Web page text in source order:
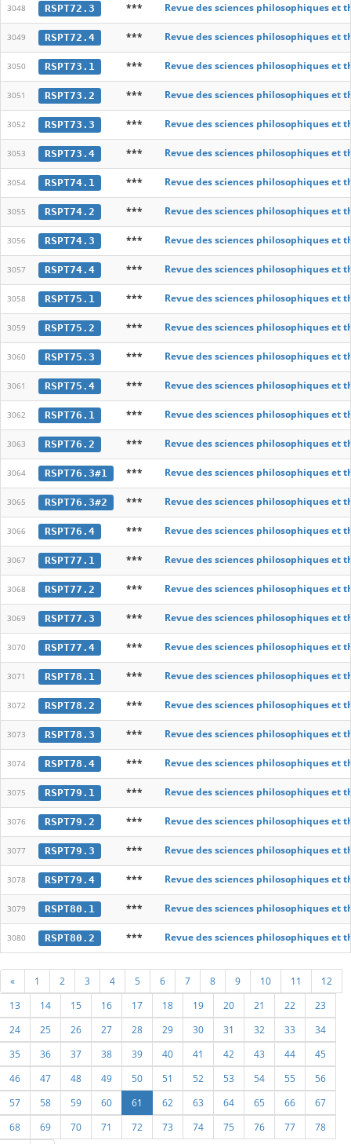
3048 RSPT72.3 *** Revue des sciences philosophiques et
3049 RSPT72.4 *** Revue des sciences philosophiques et
3050 RSPT73.1 *** Revue des sciences philosophiques et
3051 RSPT73.2 *** Revue des sciences philosophiques et
3052 RSPT73.3 *** Revue des sciences philosophiques et
3053 RSPT73.4 *** Revue des sciences philosophiques et
3054 RSPT74.1 *** Revue des sciences philosophiques et
3055 RSPT74.2 *** Revue des sciences philosophiques et
3056 RSPT74.3 *** Revue des sciences philosophiques et
3057 RSPT74.4 *** Revue des sciences philosophiques et
3058 RSPT75.1 *** Revue des sciences philosophiques et
3059 RSPT75.2 *** Revue des sciences philosophiques et
3060 RSPT75.3 *** Revue des sciences philosophiques et
3061 RSPT75.4 *** Revue des sciences philosophiques et
3062 RSPT76.1 *** Revue des sciences philosophiques et
3063 RSPT76.2 *** Revue des sciences philosophiques et
3064 RSPT76.3#1 *** Revue des sciences philosophiques et
3065 RSPT76.3#2 *** Revue des sciences philosophiques et
3066 RSPT76.4 *** Revue des sciences philosophiques et
3067 RSPT77.1 *** Revue des sciences philosophiques et
3068 RSPT77.2 *** Revue des sciences philosophiques et
3069 RSPT77.3 *** Revue des sciences philosophiques et
3070 RSPT77.4 *** Revue des sciences philosophiques et
3071 RSPT78.1 *** Revue des sciences philosophiques et
3072 RSPT78.2 *** Revue des sciences philosophiques et
3073 RSPT78.3 *** Revue des sciences philosophiques et
3074 RSPT78.4 *** Revue des sciences philosophiques et
3075 RSPT79.1 *** Revue des sciences philosophiques et
3076 RSPT79.2 *** Revue des sciences philosophiques et
3077 RSPT79.3 *** Revue des sciences philosophiques et
3078 RSPT79.4 *** Revue des sciences philosophiques et
3079 RSPT80.1 *** Revue des sciences philosophiques et
3080 RSPT80.2 *** Revue des sciences philosophiques et
« 1 2 3 4 5 6 7 8 9 10 11
12
13
14 15 16 17 18 19 20 21 22
23
24
25 26 27 28 29 30 31 32 33
34
35
36 37 38 39 40 41 42 43 44
45
46
47 48 49 50 51 52 53 54 55
56
57
58 59 60 61 62 63 64 65 66
67
68
69 70 71 72 73 74 75 76 77 78